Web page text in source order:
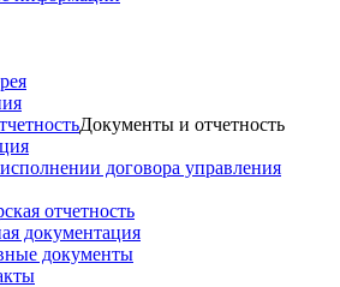
Документы и отчетность
договора управления
отчетность
документация
документы